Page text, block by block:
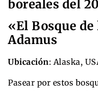
boreales del
«El Bosque
Adamus
Ubicación: Alaska,
Pasear por estos